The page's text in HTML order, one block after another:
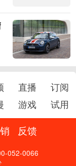
直播
订阅
游戏 试用
反馈
052-0066